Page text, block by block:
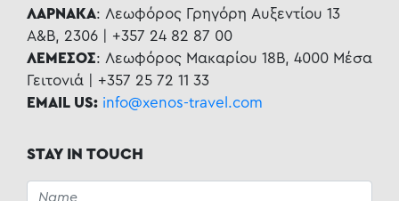
ΛΑΡΝΑΚΑ: Λεωφόρος Γρηγόρη Αυξεντίου 13
Α&Β, 2306 | +357 24 82 87 00
ΛΕΜΕΣΟΣ: Λεωφόρος Μακαρίου 18Β, 4000 Μέσα
Γειτονιά | +357 25 72 11 33
EMAIL US: info@xenos-travel.com
STAY IN TOUCH